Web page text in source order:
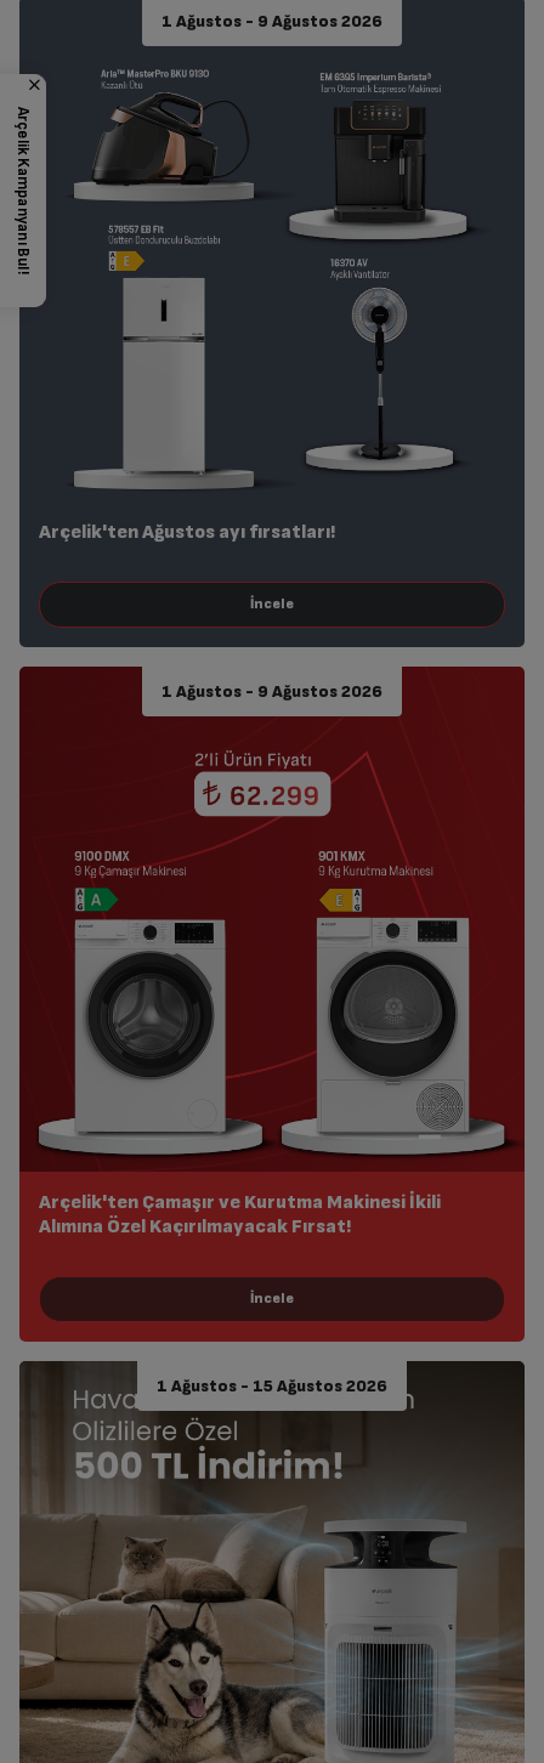
1 Ağustos - 9 Ağustos 2026
Arçelik'ten Ağustos ayı fırsatları!
1 Ağustos - 9 Ağustos 2026
Arçelik'ten Çamaşır ve Kurutma Makinesi İkili
Alımına Özel Kaçırılmayacak Fırsat!
1 Ağustos - 15 Ağustos 2026
Arçelik Kampanyanı Bul!